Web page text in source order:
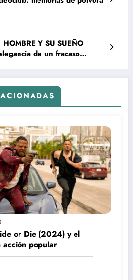
Y SU SUEÑO
de un fracaso
or Die (2024) y el
acción popular